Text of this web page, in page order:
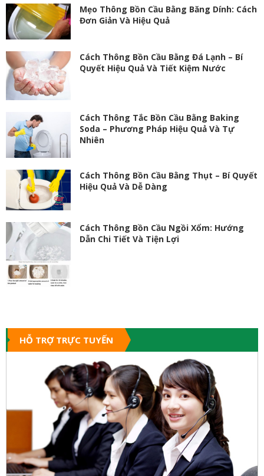
Mẹo Thông Bồn Cầu Bằng Băng Dính: Cách
Đơn Giản Và Hiệu Quả
Cách Thông Bồn Cầu Bằng Đá Lạnh – Bí
Quyết Hiệu Quả Và Tiết Kiệm Nước
Cách Thông Tắc Bồn Cầu Bằng Baking
Soda – Phương Pháp Hiệu Quả Và Tự
Nhiên
Cách Thông Bồn Cầu Bằng Thụt – Bí Quyết
Hiệu Quả Và Dễ Dàng
Cách Thông Bồn Cầu Ngồi Xổm: Hướng
Dẫn Chi Tiết Và Tiện Lợi
HỖ TRỢ TRỰC TUYẾN